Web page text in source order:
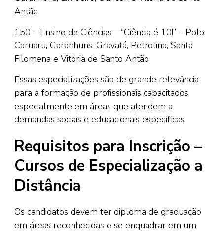
Antão
150 – Ensino de Ciências – “Ciência é 10!” – Polo:
Caruaru, Garanhuns, Gravatá, Petrolina, Santa
Filomena e Vitória de Santo Antão
Essas especializações são de grande relevância
para a formação de profissionais capacitados,
especialmente em áreas que atendem a
demandas sociais e educacionais específicas.
Requisitos para Inscrição –
Cursos de Especialização a
Distância
Os candidatos devem ter diploma de graduação
em áreas reconhecidas e se enquadrar em um